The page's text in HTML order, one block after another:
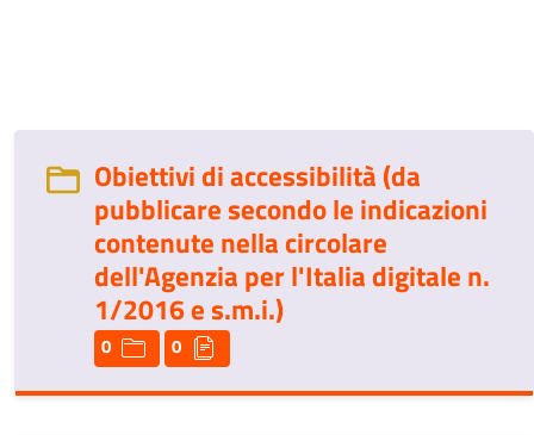
Obiettivi di accessibilità (da
pubblicare secondo le indicazioni
contenute nella circolare
dell'Agenzia per l'Italia digitale n.
1/2016 e s.m.i.)
0 0